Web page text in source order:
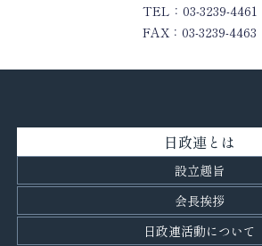
TEL：03-3239-4461
FAX：03-3239-4463
日政連とは
設立趣旨
会長挨拶
日政連活動について